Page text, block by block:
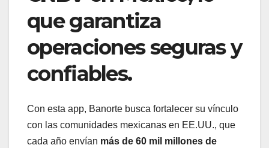
que garantiza
operaciones seguras y
confiables.
Con esta app, Banorte busca fortalecer su vínculo
con las comunidades mexicanas en EE.UU., que
cada año envían más de 60 mil millones de